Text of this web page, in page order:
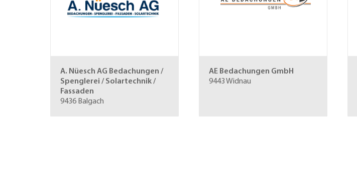
A. Nüesch AG Bedachungen /
Spenglerei / Solartechnik /
Fassaden
9436 Balgach
AE Bedachungen GmbH
9443 Widnau